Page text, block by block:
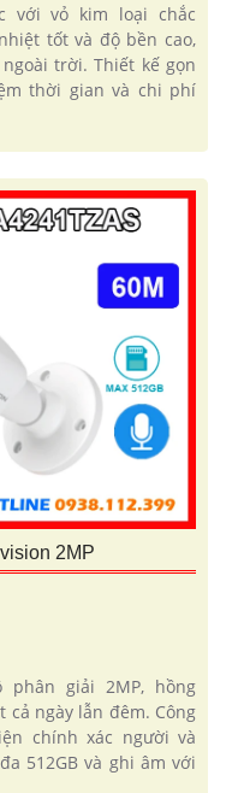
với vỏ kim loại chắc
tốt và độ bền cao,
trời. Thiết kế gọn
thời gian và chi phí
2MP
phân giải 2MP, hồng
cả ngày lẫn đêm. Công
chính xác người và
512GB và ghi âm với